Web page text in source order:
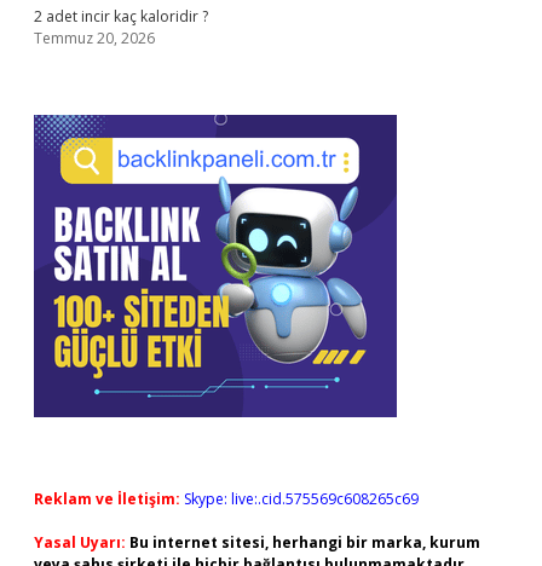
2 adet incir kaç kaloridir ?
Temmuz 20, 2026
Reklam ve İletişim: Skype: live:.cid.575569c608265c69
Yasal Uyarı: Bu internet sitesi, herhangi bir marka, kurum